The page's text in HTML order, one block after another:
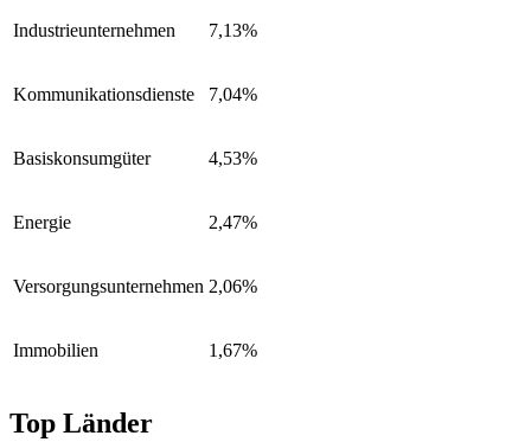
Industrieunternehmen 7,13%
Kommunikationsdienste 7,04%
Basiskonsumgüter 4,53%
Energie 2,47%
Versorgungsunternehmen 2,06%
Immobilien 1,67%
Top Länder